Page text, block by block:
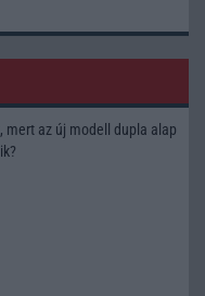
mert az új modell dupla alap